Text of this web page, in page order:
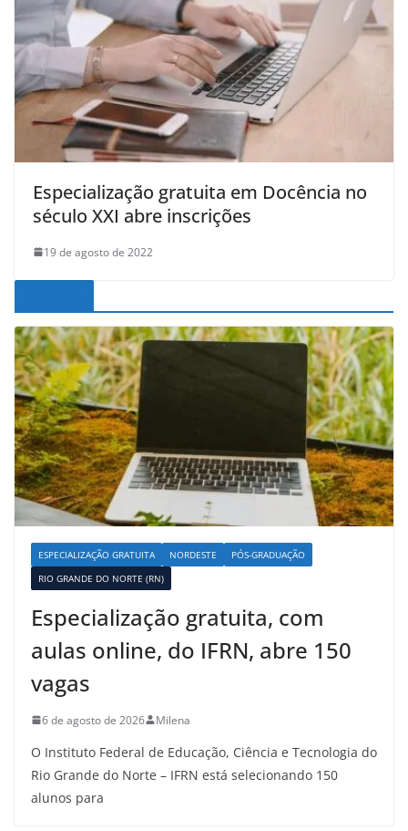
Especialização gratuita em Docência no
século XXI abre inscrições
19 de agosto de 2022
ESPECIALIZAÇÃO GRATUITA NORDESTE
PÓS-GRADUAÇÃO
RIO GRANDE DO NORTE (RN)
Especialização gratuita, com
aulas online, do IFRN, abre 150
vagas
6 de agosto de 2026 Milena
O Instituto Federal de Educação, Ciência e Tecnologia do
Rio Grande do Norte – IFRN está selecionando 150
alunos para